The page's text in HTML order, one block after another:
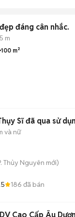
đáng cân nhắc.
m
100 m²
Sĩ đã qua sử
và nữ
Thủy Nguyên mới)
186 đã bán
Cao Cấp Âu